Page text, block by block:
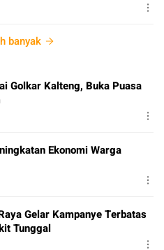
banyak
Golkar Kalteng, Buka Puasa
Ekonomi Warga
Gelar Kampanye Terbatas
Tunggal